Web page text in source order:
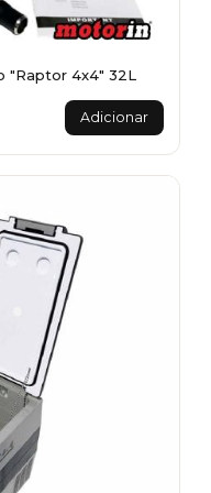
"Raptor 4x4" 32L
Adicionar